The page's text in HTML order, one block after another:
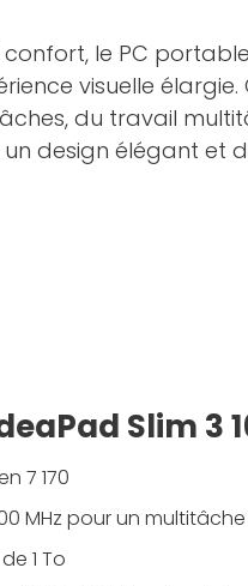
le PC portable
visuelle
du travail
design élégant et
Slim 3
7 170
MHz pour un
1 To